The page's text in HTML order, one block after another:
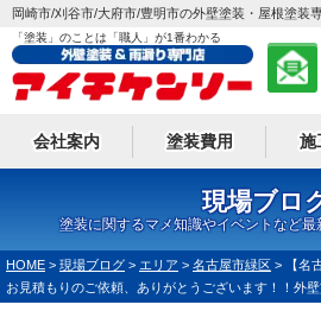
岡崎市/刈谷市/大府市/豊明市の外壁塗装・屋根塗装
「塗装」のことは「職人」が1番わかる
会社案内 塗装費用 施
現場ブロ
塗装に関するマメ知識やイベントなど最
HOME > 現場ブログ > エリア > 名古屋市緑区 >
【名
お見積もりのご依頼、ありがとうございます！！外